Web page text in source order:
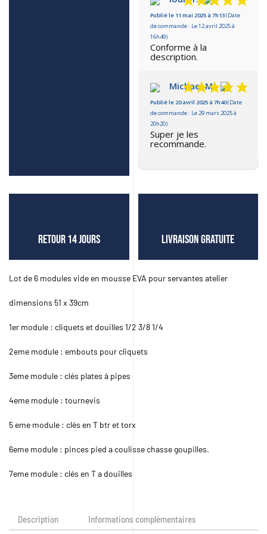
Basé sur 2 avis
Publié le 11 mai 2025 à 7h13(Date
de commande : Le 12 avril 2025 à
16h49)
Conforme à la
description.
Michael M.
Publié le 20 avril 2025 à 7h40(Date
de commande : Le 29 mars 2025 à
20h20)
Super je les
recommande.
Retour 14 jours Livraison GRATUITE
Lot de 6 modules vide en mousse EVA pour servantes atelier
dimensions 51 x 39cm
1er module : cliquets et douilles 1/2 3/8 1/4
2eme module : embouts pour cliquets
3eme module : clés plates à pipes
4eme module : tournevis
5 eme module : clés en T btr et torx
6eme module : pinces pied a coulisse chasse goupilles.
7eme module : clés en T a douilles
Description Informations complémentaires